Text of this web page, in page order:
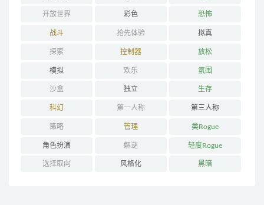
开放世界 彩色 恐怖
战斗 抢先体验 拟真
探索 控制器 放松
模拟 欢乐 氛围
沙盒 独立 生存
科幻 第一人称 第三人称
策略 管理 类Rogue
角色扮演 解谜 轻度Rogue
选择取向 风格化 黑暗